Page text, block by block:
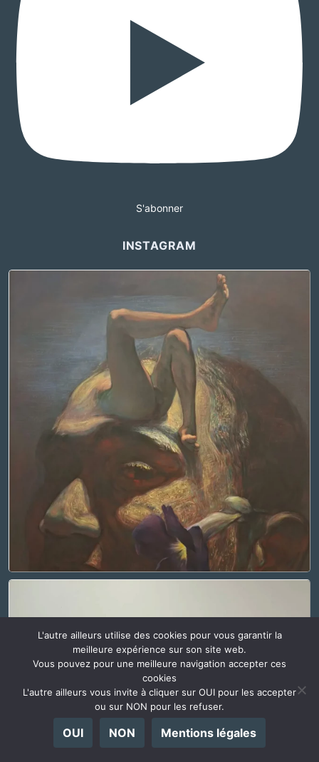
S'abonner
INSTAGRAM
L'autre ailleurs utilise des cookies pour vous garantir la
meilleure expérience sur son site web.
Vous pouvez pour une meilleure navigation accepter ces
cookies
L'autre ailleurs vous invite à cliquer sur OUI pour les accepter
ou sur NON pour les refuser.
OUI NON Mentions légales